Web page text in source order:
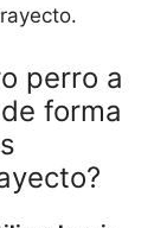
perro a
forma